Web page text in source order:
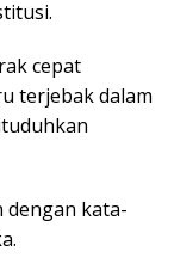
cepat
terjebak dalam
dengan kata-